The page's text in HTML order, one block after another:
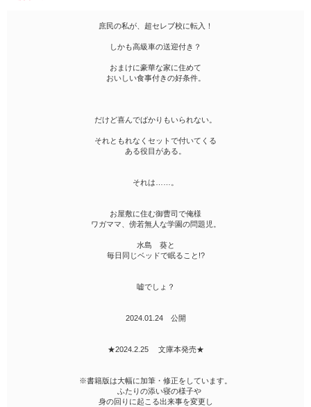
庶民の私が、超セレブ校に転入！
しかも高級車の送迎付き？
おまけに豪華な家に住めて
おいしい食事付きの好条件。
だけど喜んでばかりもいられない。
それともれなくセットで付いてくる
ある役目がある。
それは……。
お屋敷に住む御曹司で俺様
ワガママ、傍若無人な学園の問題児。
水島 葵と
毎日同じベッドで眠ること!?
嘘でしょ？
2024.01.24 公開
★2024.2.25 文庫本発売★
※書籍版は大幅に加筆・修正をしています。
ふたりの添い寝の様子や
身の回りに起こる出来事を変更し